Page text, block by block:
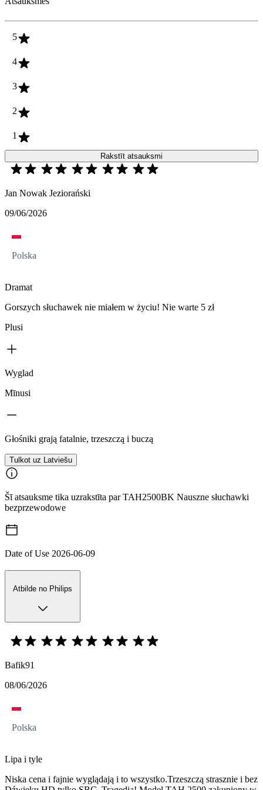
5
4
3
2
1
Rakstīt atsauksmi
Jan Nowak Jeziorański
09/06/2026
Polska
Dramat
Gorszych słuchawek nie miałem w życiu! Nie warte 5 zł
Plusi
Wyglad
Mīnusi
Głośniki grają fatalnie, trzeszczą i buczą
Tulkot uz Latviešu
Šī atsauksme tika uzrakstīta par TAH2500BK Nauszne słuchawki
bezprzewodowe
Date of Use 2026-06-09
Atbilde no Philips
Bafik91
08/06/2026
Polska
Lipa i tyle
Niska cena i fajnie wyglądają i to wszystko.Trzeszczą strasznie i bez